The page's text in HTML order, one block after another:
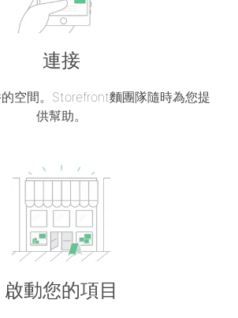
連接
空間。Storefront麵團隊隨時為您提
供幫助。
啟動您的項目